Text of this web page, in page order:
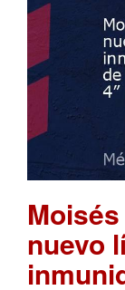
nuevo